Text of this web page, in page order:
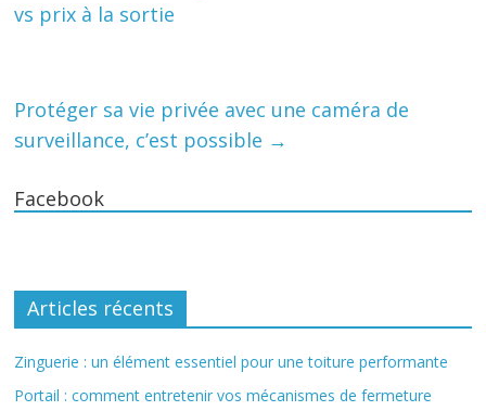
vs prix à la sortie
Protéger sa vie privée avec une caméra de
surveillance, c’est possible →
Facebook
Articles récents
Zinguerie : un élément essentiel pour une toiture performante
Portail : comment entretenir vos mécanismes de fermeture